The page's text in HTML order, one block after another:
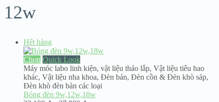
12w
Hết hàng
Chọn Quick Look
Máy móc labo linh kiện, vật liệu tháo lắp, Vật liệu tiêu hao
khác, Vật liệu nha khoa, Đèn bán, Đèn cồn & Đèn khò sáp,
Đèn khò đèn bàn các loại
Bóng đèn 9w,12w,18w